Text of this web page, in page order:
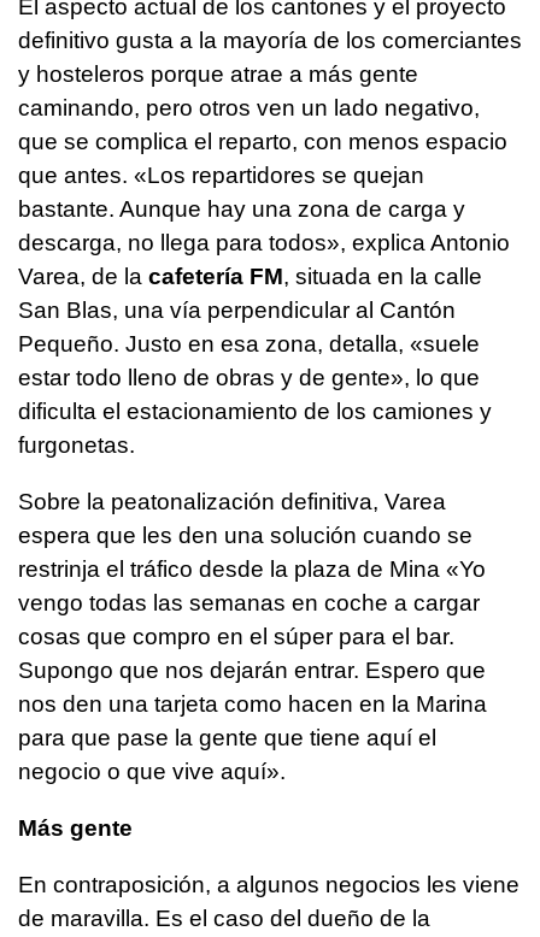
El aspecto actual de los cantones y el proyecto
definitivo gusta a la mayoría de los comerciantes
y hosteleros porque atrae a más gente
caminando, pero otros ven un lado negativo,
que se complica el reparto, con menos espacio
que antes. «Los repartidores se quejan
bastante. Aunque hay una zona de carga y
descarga, no llega para todos», explica Antonio
Varea, de la cafetería FM, situada en la calle
San Blas, una vía perpendicular al Cantón
Pequeño. Justo en esa zona, detalla, «suele
estar todo lleno de obras y de gente», lo que
dificulta el estacionamiento de los camiones y
furgonetas.
Sobre la peatonalización definitiva, Varea
espera que les den una solución cuando se
restrinja el tráfico desde la plaza de Mina «Yo
vengo todas las semanas en coche a cargar
cosas que compro en el súper para el bar.
Supongo que nos dejarán entrar. Espero que
nos den una tarjeta como hacen en la Marina
para que pase la gente que tiene aquí el
negocio o que vive aquí».
Más gente
En contraposición, a algunos negocios les viene
de maravilla. Es el caso del dueño de la